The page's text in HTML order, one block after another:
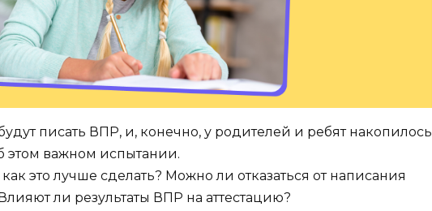
писать ВПР, и, конечно, у родителей и ребят накопилось
этом важном испытании.
это лучше сделать? Можно ли отказаться от написания
ли результаты ВПР на аттестацию?